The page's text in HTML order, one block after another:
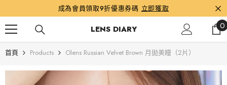
成為會員領取9折優惠券碼 立即獲取
LENS DIARY 00
首頁 Products Olens Russian Velvet Brown 月拋美瞳（2片）